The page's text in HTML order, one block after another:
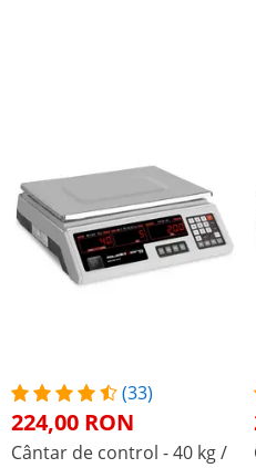
(33)
224,00 RON
Cântar de control - 40 kg /